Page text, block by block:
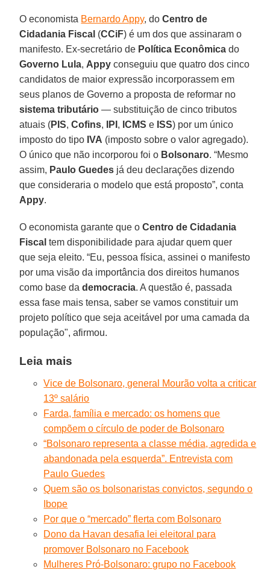
O economista Bernardo Appy, doCentro de
Cidadania Fiscal (CCiF) é um dos que assinaram o
manifesto. Ex-secretário de Política Econômicado
Governo Lula, Appy conseguiu que quatro dos cinco
candidatos de maior expressão incorporassem em
seus planos de Governo a proposta de reformar no
sistema tributário — substituição de cinco tributos
atuais (PIS, Cofins, IPI , ICMSe ISS) por um único
imposto do tipo IVA (imposto sobre o valor agregado).
O único que não incorporou foi o Bolsonaro. “Mesmo
assim, Paulo Guedes já deu declarações dizendo
que consideraria o modelo que está proposto”, conta
Appy.
O economista garante que o Centro de Cidadania
Fiscal tem disponibilidade para ajudar quem quer
que seja eleito. “Eu, pessoa física, assinei o manifesto
por uma visão da importância dos direitos humanos
como base dademocracia. A questão é, passada
essa fase mais tensa, saber se vamos constituir um
projeto político que seja aceitável por uma camada da
população", afirmou.
Leia mais
Vice de Bolsonaro, general Mourão volta a criticar
13º salário
Farda, família e mercado: os homens que
compõem o círculo de poder de Bolsonaro
“Bolsonaro representa a classe média, agredida e
abandonada pela esquerda”. Entrevista com
Paulo Guedes
Quem são os bolsonaristas convictos, segundo o
Ibope
Por que o “mercado” flerta com Bolsonaro
Dono da Havan desafia lei eleitoral para
promover Bolsonaro no Facebook
Mulheres Pró-Bolsonaro: grupo no Facebook